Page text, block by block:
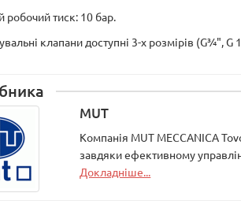
тиск: 10 бар.
клапани доступні 3-х розмірів (G¾", G
MUT
Компанія MUT MECCANICA
завдяки ефективному
Докладніше...